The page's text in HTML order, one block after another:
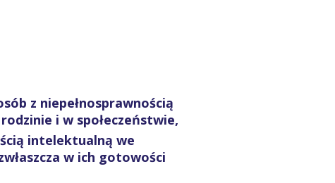
z niepełnosprawnością
i w społeczeństwie,
intelektualną we
w ich gotowości